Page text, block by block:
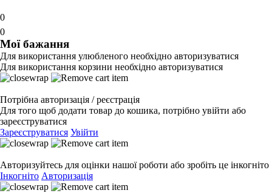
0
0
Мої бажання
Для використання улюбленого необхідно авторизуватися
Для використання корзини необхідно авторизуватися
Потрібна авторизація / реєстрація
Для того щоб додати товар до кошика, потрібно увійти або
зареєструватися
Зареєструватися Увійти
Авторизуйтесь для оцінки нашої роботи або зробіть це інкогніто
Інкогніто Авторизація